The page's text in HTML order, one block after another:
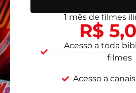
1 mês de filmes
R$
Acesso a toda
filmes
Acesso a